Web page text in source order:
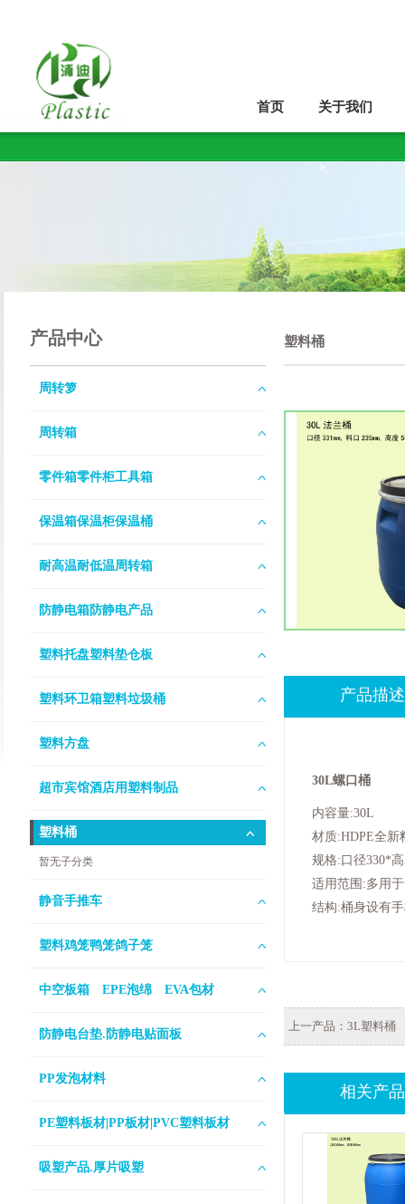
关于我们
首页
产品中心
周转箩
周转箱
零件箱零件柜工具箱
保温箱保温柜保温桶
耐高温耐低温周转箱
防静电箱防静电产品
塑料托盘塑料垫仓板
塑料环卫箱塑料垃圾桶
塑料方盘
超市宾馆酒店用塑料制品
塑料桶
暂无子分类
静音手推车
塑料鸡笼鸭笼鸽子笼
中空板箱 EPE泡绵 EVA包材
防静电台垫.防静电贴面板
PP发泡材料
PE塑料板材|PP板材|PVC塑料板材
吸塑产品.厚片吸塑
塑料桶
产品描述
30L螺口桶
内容量:30L
材质:HDPE全新
规格:口径330*
适用范围:多用
结构:桶身设有
上一产品： 3L塑料桶
相关产品